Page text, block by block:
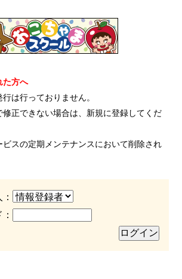
た方へ
は行っておりません。
修正できない場合は、新規に登録してくだ
ビスの定期メンテナンスにおいて削除され